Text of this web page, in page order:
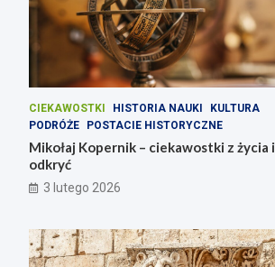
CIEKAWOSTKI HISTORIA NAUKI
KULTURA
PODRÓŻE
POSTACIE HISTORYCZNE
Mikołaj Kopernik – ciekawostki z życia i
odkryć
3 lutego 2026